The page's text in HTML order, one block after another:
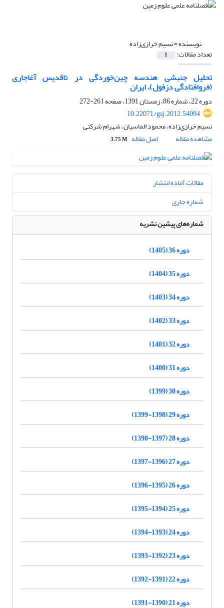
نویسنده =نسیم خرازی‌زاده
تعداد مقالات: 1
تحلیل جنبشی هندسه چین‌خوردگی در تاقدیس آغاجاری
(فروافتادگی دزفول)، ایران
دوره 22، شماره 86، زمستان 1391، صفحه
261-272
10.22071/gsj.2012.54094
نسیم خرازی‌زاده، محمود الماسیان، شهرام شرکتی
مشاهده مقاله
اصل مقاله 3.75 M
مقالات آماده انتشار
شماره جاری
شماره‌های پیشین نشریه
دوره 36 (1405)
دوره 35 (1404)
دوره 34 (1403)
دوره 33 (1402)
دوره 32 (1401)
دوره 31 (1400)
دوره 30 (1399)
دوره 29 (1398-1399)
دوره 28 (1397-1398)
دوره 27 (1396-1397)
دوره 26 (1395-1396)
دوره 25 (1394-1395)
دوره 24 (1393-1394)
دوره 23 (1392-1393)
دوره 22 (1391-1392)
دوره 21 (1390-1391)